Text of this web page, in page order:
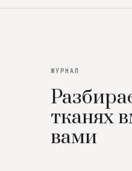
ЖУРНАЛ
тканях
вами